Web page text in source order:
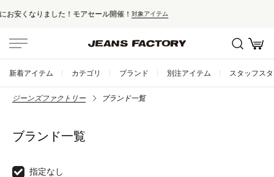
セール対象外アイテムは10%ポイント還元！
新着アイテム カテゴリ ブランド 別注アイテム スタッフス
ジーンズファクトリー ブランド一覧
ブランド一覧
指定なし